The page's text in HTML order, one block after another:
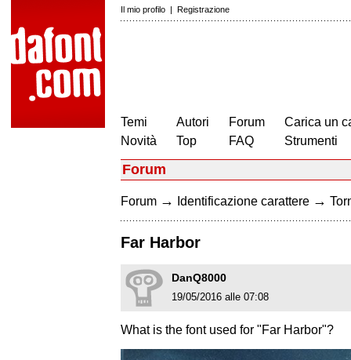
Il mio profilo | Registrazione
Temi
Novità
Autori
Top
Forum
FAQ
Carica un
Strumenti
Forum
Forum → Identificazione carattere →
Far Harbor
DanQ8000
19/05/2016 alle 07:08
What is the font used for "Far Harbor"?